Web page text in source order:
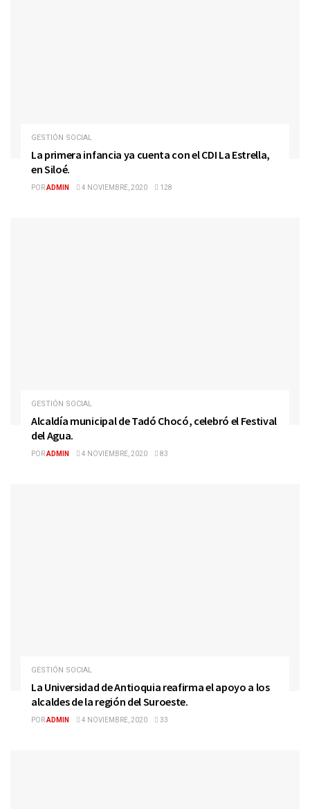
GESTIÓN SOCIAL
La primera infancia ya cuenta con el CDI La Estrella,
en Siloé.
PORADMIN 4 NOVIEMBRE, 2020 128
GESTIÓN SOCIAL
Alcaldía municipal de Tadó Chocó, celebró el Festival
del Agua.
PORADMIN 4 NOVIEMBRE, 2020 83
GESTIÓN SOCIAL
La Universidad de Antioquia reafirma el apoyo a los
alcaldes de la región del Suroeste.
PORADMIN 4 NOVIEMBRE, 2020 33